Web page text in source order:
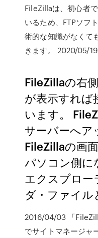
FileZillaは、初心者
いるため、FTPソフ
術的な知識がなくて
きます。 2020/05/
FileZillaの右
が表示すれば
います。
サーバーへア
FileZillaの画
パソコン側に
エクスプロー
ダ・ファイル
2016/04/03 「
でサイトマネージャ